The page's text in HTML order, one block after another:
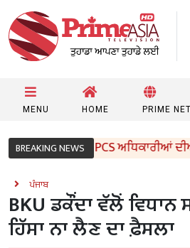
MENU HOME PRIME
BREAKING NEWS
ਵੱਲੋਂ 96 IAS ਤੇ PCS ਅਧਿਕਾਰੀਆਂ ਦੀਆਂ
ਪੰਜਾਬ
BKU ਡਕੌਂਦਾ ਵੱਲੋਂ ਵਿਧਾਨ
ਹਿੱਸਾ ਨਾ ਲੈਣ ਦਾ ਫ਼ੈਸਲਾ